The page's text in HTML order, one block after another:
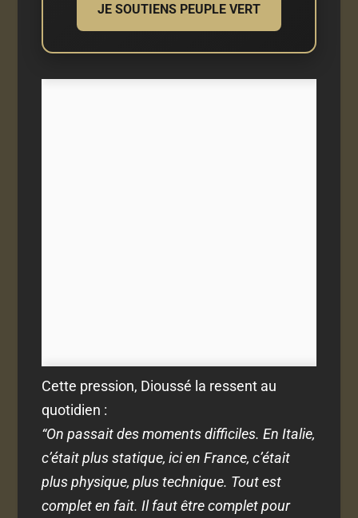
JE SOUTIENS PEUPLE VERT
Cette pression, Dioussé la ressent au
quotidien :
“On passait des moments difficiles. En Italie,
c’était plus statique, ici en France, c’était
plus physique, plus technique. Tout est
complet en fait. Il faut être complet pour